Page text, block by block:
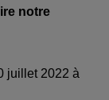
notre
juillet 2022 à